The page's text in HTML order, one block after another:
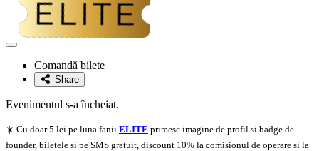
Adaugă
favoriteComandă bilete
Share
Evenimentul s-a încheiat.
☀️ Cu doar 5 lei pe luna fanii ELITE primesc imagine de profil si badge de
founder, biletele si pe SMS gratuit, discount 10% la comisionul de operare si la